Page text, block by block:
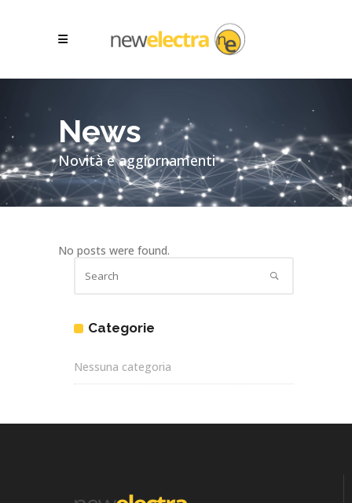
News
Novità e aggiornamenti
No posts were found.
Categorie
Nessuna categoria